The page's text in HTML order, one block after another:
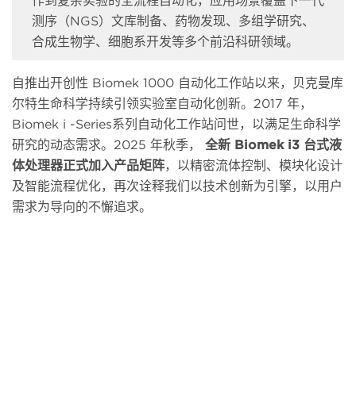
测序（NGS）文库制备、药物发现、多组学研究、
合成生物学、细胞系开发等多个前沿科研领域。
自推出开创性 Biomek 1000 自动化工作站以来，贝克曼库
尔特生命科学持续引领实验室自动化创新。2017 年，
Biomek i -Series系列自动化工作站问世，以满足生命科学
研究的动态需求。2025 年秋季， 全新 Biomek i3 台式液
体处理器正式加入产品矩阵，以精密流体控制、模块化设计
及智能流程优化，再次诠释我们以技术创新为引擎，以用户
需求为导向的不懈追求。